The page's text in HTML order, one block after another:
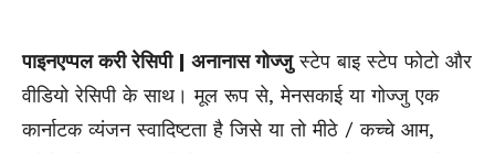
पाइनएप्पल करी रेसिपी | अनानास गोज्जुस्टेप बाइ स्टेप फोटो और
वीडियो रेसिपी के साथ। मूल रूप से, मेनसकाई या गोज्जु एक
कार्नाटक व्यंजन स्वादिष्टता है जिसे या तो मीठे / कच्चे आम,